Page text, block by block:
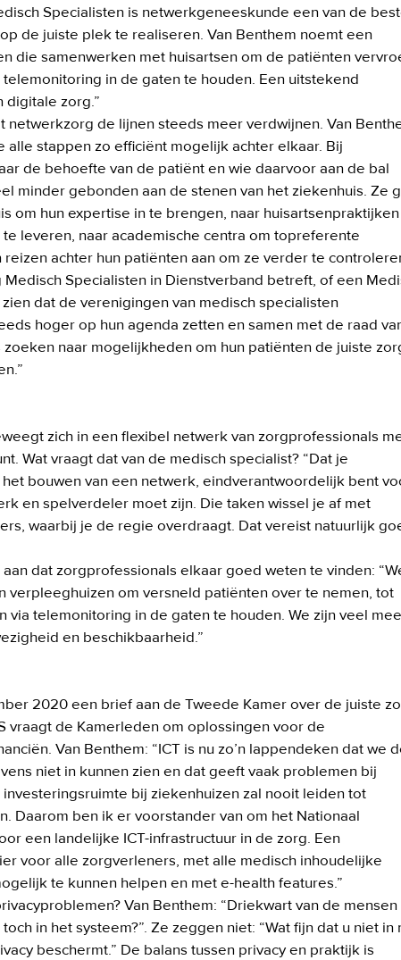
Specialisten is netwerkgeneeskunde een van de
de juiste plek te realiseren. Van Benthem noemt een
die samenwerken met huisartsen om de patiënten
telemonitoring in de gaten te houden. Een uitstekend
digitale zorg.”
netwerkzorg de lijnen steeds meer verdwijnen. Van
alle stappen zo efficiënt mogelijk achter elkaar. Bij
de behoefte van de patiënt en wie daarvoor aan de bal
minder gebonden aan de stenen van het ziekenhuis. Ze
om hun expertise in te brengen, naar
leveren, naar academische centra om topreferente
achter hun patiënten aan om ze verder te
Specialisten in Dienstverband betreft, of een
dat de verenigingen van medisch specialisten
hoger op hun agenda zetten en samen met de raad
zoeken naar mogelijkheden om hun patiënten de juiste
zich in een flexibel netwerk van zorgprofessionals
Wat vraagt dat van de medisch specialist? “Dat je
bouwen van een netwerk, eindverantwoordelijk bent
en spelverdeler moet zijn. Die taken wissel je af met
waarbij je de regie overdraagt. Dat vereist natuurlijk
dat zorgprofessionals elkaar goed weten te vinden:
verpleeghuizen om versneld patiënten over te nemen, tot
via telemonitoring in de gaten te houden. We zijn veel
en beschikbaarheid.”
2020 een brief aan de Tweede Kamer over de juiste
vraagt de Kamerleden om oplossingen voor de
Van Benthem: “ICT is nu zo’n lappendeken dat we
niet in kunnen zien en dat geeft vaak problemen bij
bij ziekenhuizen zal nooit leiden tot
Daarom ben ik er voorstander van om het Nationaal
een landelijke ICT-infrastructuur in de zorg. Een
voor alle zorgverleners, met alle medisch inhoudelijke
te kunnen helpen en met e-health features.”
Van Benthem: “Driekwart van de mensen
in het systeem?”. Ze zeggen niet: “Wat fijn dat u niet in
beschermt.” De balans tussen privacy en praktijk is